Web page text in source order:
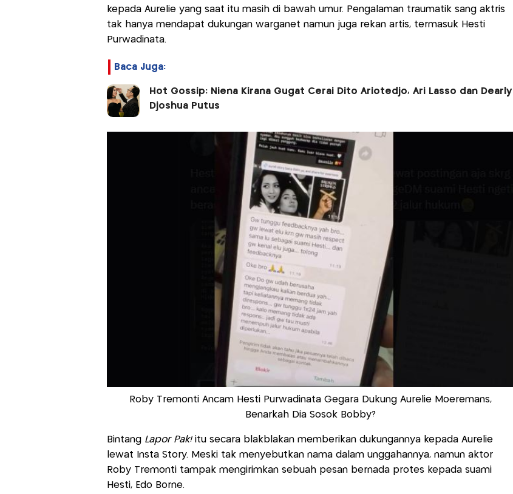
kepada Aurelie yang saat itu masih di bawah umur. Pengalaman traumatik sang aktris
tak hanya mendapat dukungan warganet namun juga rekan artis, termasuk Hesti
Purwadinata.
Baca Juga:
Hot Gossip: Niena Kirana Gugat Cerai Dito Ariotedjo, Ari Lasso dan Dearly
Djoshua Putus
‎Roby Tremonti Ancam Hesti Purwadinata Gegara Dukung Aurelie Moeremans,
Benarkah Dia Sosok Bobby?
Bintang Lapor Pak! itu secara blakblakan memberikan dukungannya kepada Aurelie
lewat Insta Story. ‎Meski tak menyebutkan nama dalam unggahannya, namun aktor
Roby Tremonti tampak mengirimkan sebuah pesan bernada protes kepada suami
Hesti, Edo Borne.